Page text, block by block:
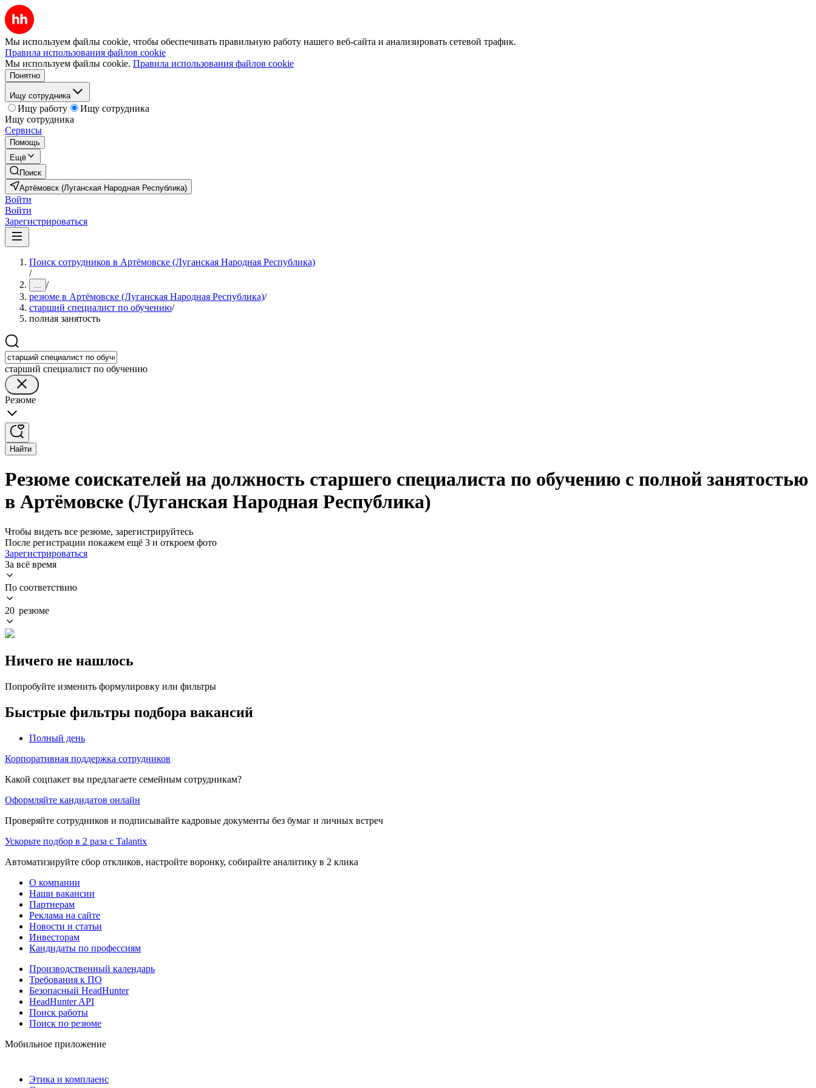
Мы используем файлы cookie, чтобы обеспечивать правильную работу нашего веб-сайта и анализировать сетевой трафик.
Правила использования файлов cookie
Мы используем файлы cookie. Правила использования файлов cookie
Понятно
Ищу сотрудника
Ищу работу
Ищу сотрудника
Ищу сотрудника
Сервисы
Помощь
Ещё
Поиск
Артёмовск (Луганская Народная Республика)
Войти
Войти
Зарегистрироваться
Поиск сотрудников в Артёмовске (Луганская Народная Республика)
/
... /
резюме в Артёмовске (Луганская Народная Республика)/
старший специалист по обучению/
полная занятость
старший специалист по обучению
Резюме
Найти
Резюме соискателей на должность старшего специалиста по обучению с полной занятостью
в Артёмовске (Луганская Народная Республика)
Чтобы видеть все резюме, зарегистрируйтесь
После регистрации покажем ещё 3 и откроем фото
Зарегистрироваться
За всё время
По соответствию
20 резюме
Ничего не нашлось
Попробуйте изменить формулировку или фильтры
Быстрые фильтры подбора вакансий
Полный день
Корпоративная поддержка сотрудников
Какой соцпакет вы предлагаете семейным сотрудникам?
Оформляйте кандидатов онлайн
Проверяйте сотрудников и подписывайте кадровые документы без бумаг и личных встреч
Ускорьте подбор в 2 раза с Talantix
Автоматизируйте сбор откликов, настройте воронку, собирайте аналитику в 2 клика
О компании
Наши вакансии
Партнерам
Реклама на сайте
Новости и статьи
Инвесторам
Кандидаты по профессиям
Производственный календарь
Требования к ПО
Безопасный HeadHunter
HeadHunter API
Поиск работы
Поиск по резюме
Мобильное приложение
Этика и комплаенс